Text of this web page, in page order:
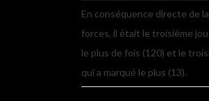
En conséquence directe de
forces, il était le troisième
le plus de fois (120) et le
qui a marqué le plus (13).